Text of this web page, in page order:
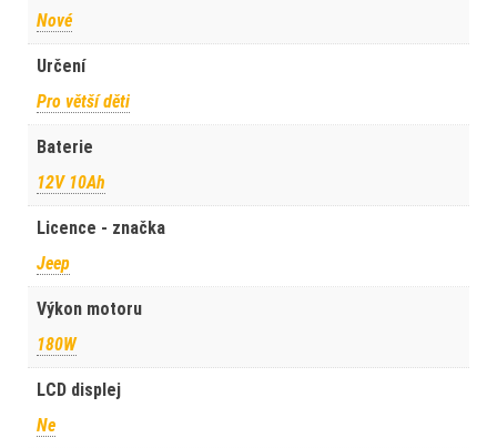
Nové
Určení
Pro větší děti
Baterie
12V 10Ah
Licence - značka
Jeep
Výkon motoru
180W
LCD displej
Ne